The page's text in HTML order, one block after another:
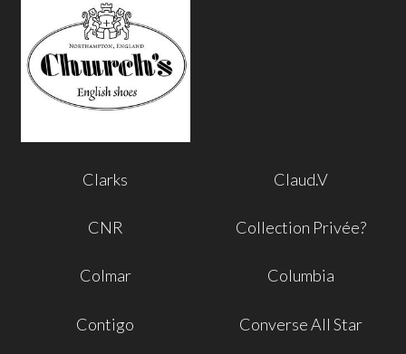
Clarks Claud.V
CNR Collection Privée?
Colmar Columbia
Contigo Converse All Star